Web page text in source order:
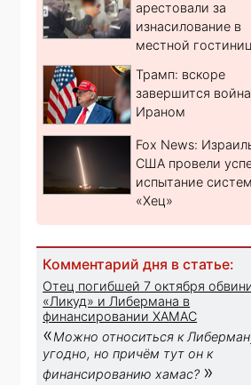
арестовали за
изнасилование в
местной
Трамп: вскоре
завершится
Ираном
Fox News:
США провели
испытание
«Хец»
Комментарий дня в статье:
Отец погибшей 7 октября
«Ликуд» и Либермана в
финансировании ХАМАС
«Можно относиться к
угодно, но причём тут он к
финансированию хамас? »